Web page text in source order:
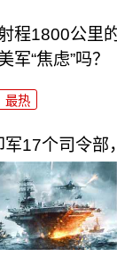
程1800公里
军“焦虑”吗？
最热
17个司令部